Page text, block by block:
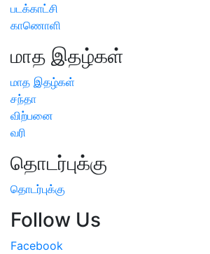
படக்காட்சி
காணொளி
மாத இதழ்கள்
மாத இதழ்கள்
சந்தா
விற்பனை
வரி
தொடர்புக்கு
தொடர்புக்கு
Follow Us
Facebook